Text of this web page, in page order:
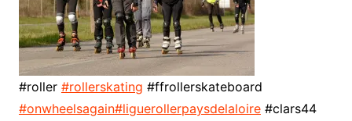
#roller #rollerskating #ffrollerskateboard
#onwheelsagain#liguerollerpaysdelaloire#clars44